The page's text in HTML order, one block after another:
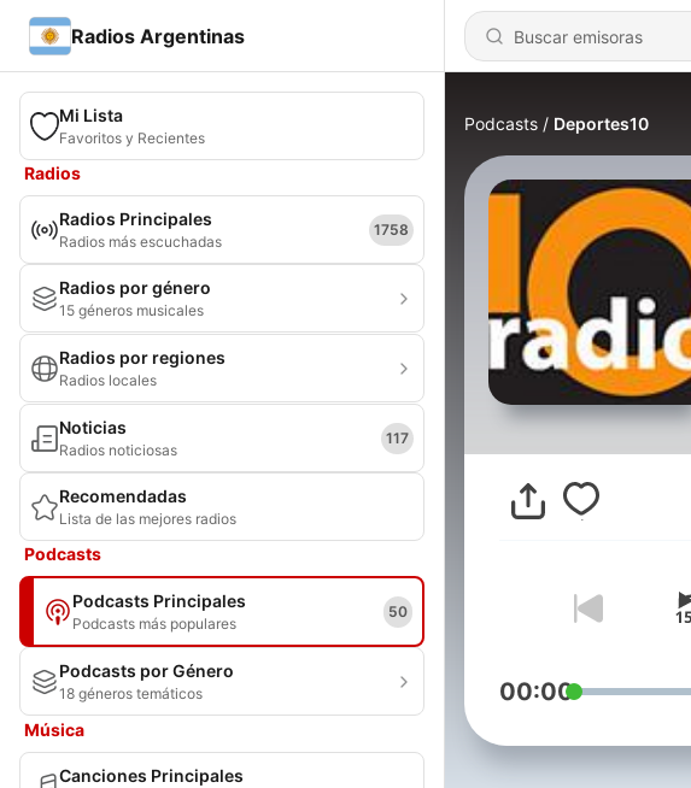
Radios Argentinas
Mi Lista
Favoritos y Recientes
Radios
Radios Principales
Radios más escuchadas
1758
Radios por género
15 géneros musicales
Radios por regiones
Radios locales
Noticias
Radios noticiosas
117
Recomendadas
Lista de las mejores radios
Podcasts
Podcasts Principales
Podcasts más populares
50
Podcasts por Género
18 géneros temáticos
Música
Canciones Principales
Podcasts Deportes10
00:00